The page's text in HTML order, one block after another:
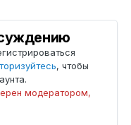
, чтобы
модератором,